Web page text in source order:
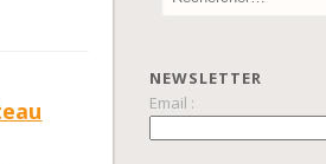
NEWSLETTER
Email :